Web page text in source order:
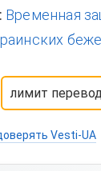
Временная
лимит
Vesti-UA